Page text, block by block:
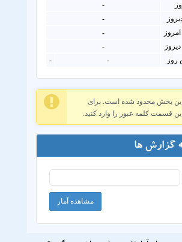
-
-
-
-
روز
-
-
بخش محدود شده است. برای
قسمت کلمه عبور را وارد کنید.
گزارش ها